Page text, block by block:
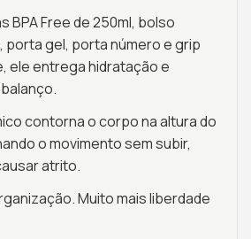
BPA Free de 250ml, bolso
porta gel, porta número e grip
ele entrega hidratação e
contorna o corpo na altura do
o movimento sem subir,
atrito.
Muito mais liberdade